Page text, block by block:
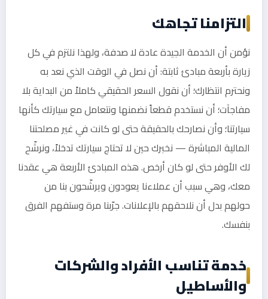
التزامنا تجاهك
نؤمن أن الخدمة الجيدة عادة لا صدفة، ولهذا نلتزم في كل
زيارة بأربعة مبادئ ثابتة: أن نصل في الوقت الذي نعد به
ونحترم انتظارك؛ أن نقول السعر الحقيقي كاملاً من البداية بلا
مفاجآت؛ أن نستخدم قطعاً نضمنها ونتعامل مع سيارتك كأنها
سيارتنا؛ وأن نصارحك بالحقيقة حتى لو كانت في غير مصلحتنا
المالية المباشرة — نخبرك حين لا تحتاج سيارتك تدخلاً، ونرشّح
لك الأوفر حتى لو كان أرخص. هذه المبادئ الأربعة هي عقدنا
معك، وهي سبب أن عملاءنا يعودون ويرشّحون بنا من
حولهم بدل أن نلاحقهم بالإعلانات. جرّبنا مرة وستفهم الفرق
بنفسك.
خدمة تناسب الأفراد والشركات
والأساطيل